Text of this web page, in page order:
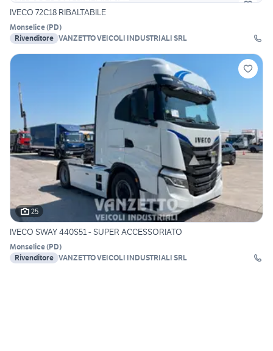
IVECO 72C18 RIBALTABILE
Monselice(PD)
Rivenditore VANZETTO VEICOLI INDUSTRIALI SRL
25
IVECO SWAY 440S51 - SUPER ACCESSORIATO
Monselice(PD)
Rivenditore VANZETTO VEICOLI INDUSTRIALI SRL